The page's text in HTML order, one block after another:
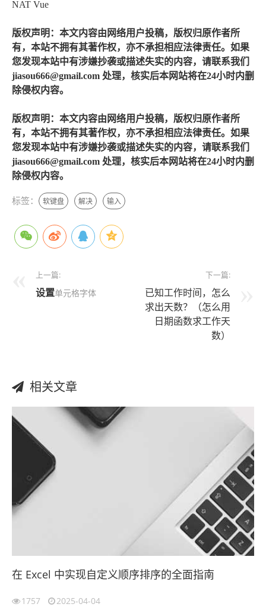
NAT Vue
版权声明：本文内容由网络用户投稿，版权归原作者所
有，本站不拥有其著作权，亦不承担相应法律责任。如果
您发现本站中有涉嫌抄袭或描述失实的内容，请联系我们
jiasou666@gmail.com 处理，核实后本网站将在24小时内删
除侵权内容。
版权声明：本文内容由网络用户投稿，版权归原作者所
有，本站不拥有其著作权，亦不承担相应法律责任。如果
您发现本站中有涉嫌抄袭或描述失实的内容，请联系我们
jiasou666@gmail.com 处理，核实后本网站将在24小时内删
除侵权内容。
标签： 软键盘 解决 输入
上一篇:
设置单元格字体
下一篇:
已知工作时间，怎么
求出天数？（怎么用
日期函数求工作天
数）
相关文章
在 Excel 中实现自定义顺序排序的全面指南
1757 2025-04-04